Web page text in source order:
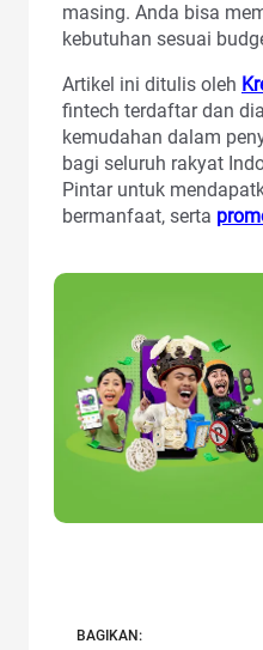
masing. Anda bisa
kebutuhan sesuai
Artikel ini ditulis oleh
fintech terdaftar dan
kemudahan dalam
bagi seluruh rakyat
Pintar untuk
bermanfaat, serta
BAGIKAN: